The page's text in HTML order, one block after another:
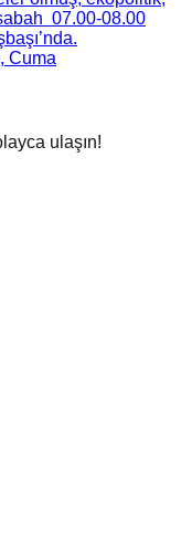
07.00-08.00
Cuma
ulaşın!